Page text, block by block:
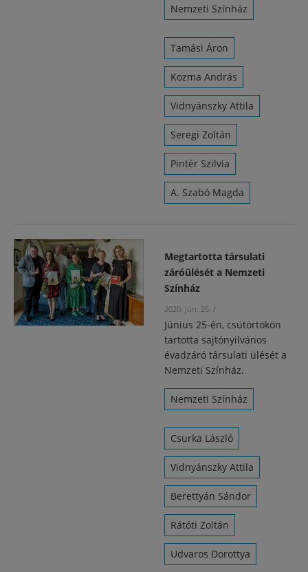
Nemzeti Színház
Tamási Áron
Kozma András
Vidnyánszky Attila
Seregi Zoltán
Pintér Szilvia
A. Szabó Magda
Megtartotta társulati
záróülését a Nemzeti
Színház
2020. jún. 25. /
Június 25-én, csütörtökön
tartotta sajtónyilvános
évadzáró társulati ülését a
Nemzeti Színház.
Nemzeti Színház
Csurka László
Vidnyánszky Attila
Berettyán Sándor
Rátóti Zoltán
Udvaros Dorottya